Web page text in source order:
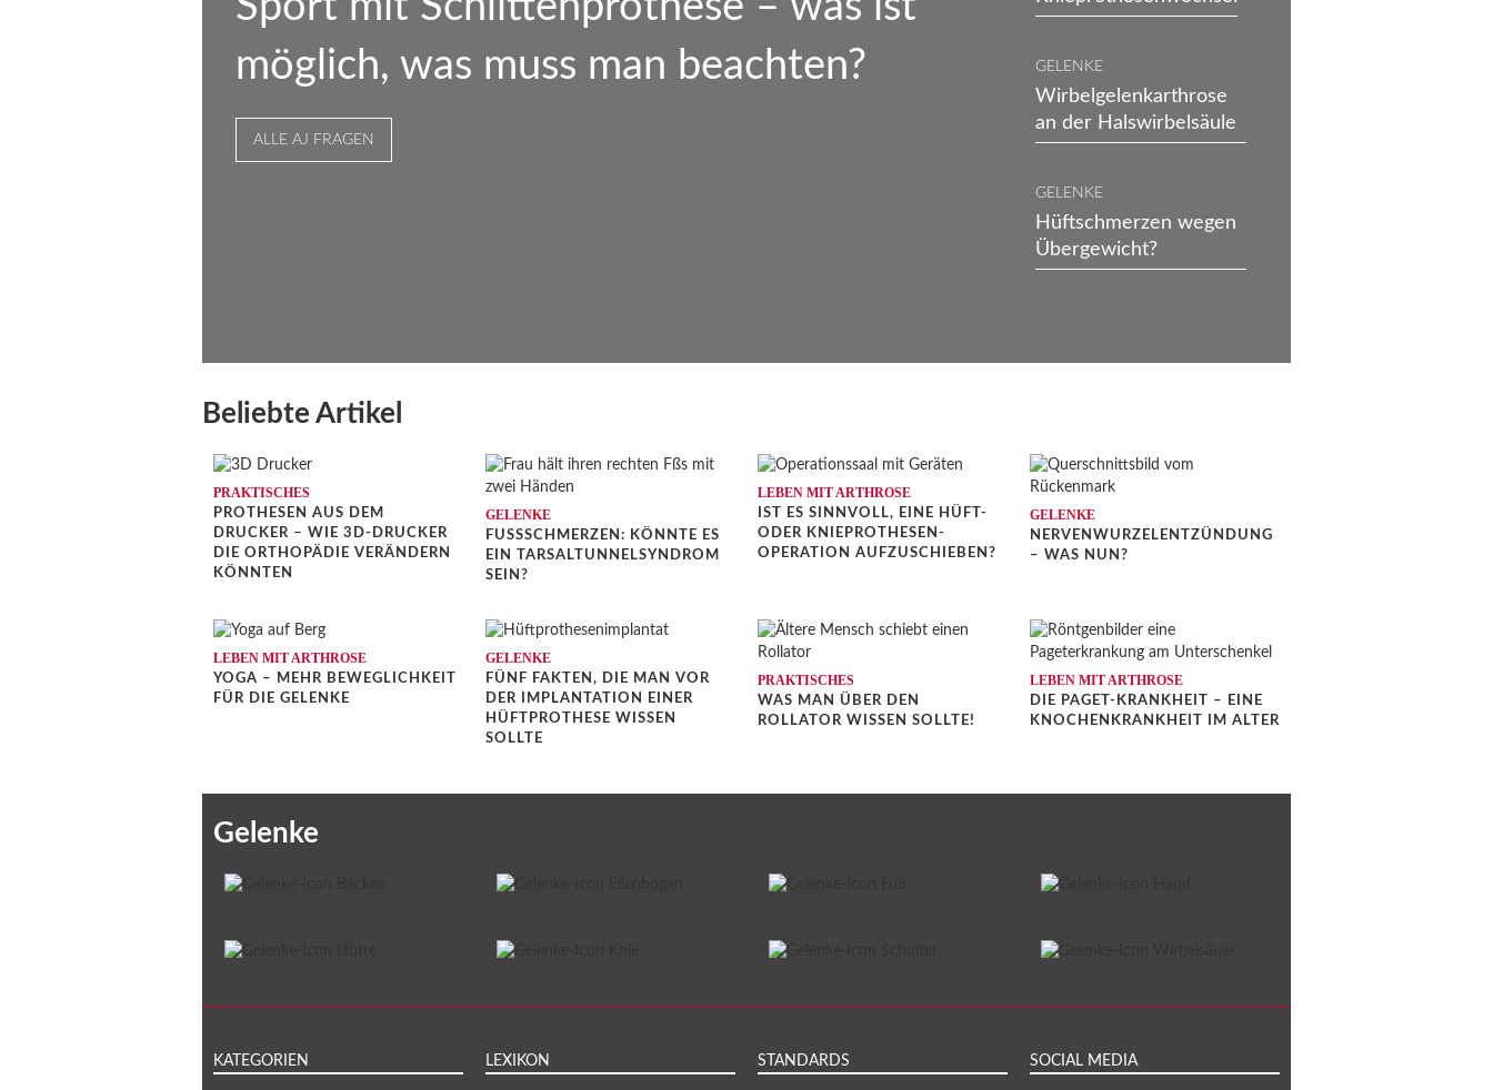
möglich, was muss man beachten?
ALLE AJ FRAGEN
GELENKE
Wirbelgelenkarthrose
an der Halswirbelsäule
GELENKE
Hüftschmerzen wegen
Übergewicht?
Beliebte Artikel
PRAKTISCHES
PROTHESEN AUS DEM
DRUCKER – WIE 3D-DRUCKER
DIE ORTHOPÄDIE VERÄNDERN
KÖNNTEN
GELENKE
FUSSSCHMERZEN: KÖNNTE ES E
IN TARSALTUNNELSYNDROM S
EIN?
LEBEN MIT ARTHROSE
IST ES SINNVOLL, EINE HÜFT-
ODER KNIEPROTHESEN-
OPERATION AUFZUSCHIEBEN?
GELENKE
NERVENWURZELENTZÜNDUNG
– WAS NUN?
LEBEN MIT ARTHROSE
YOGA – MEHR BEWEGLICHKEIT
FÜR DIE GELENKE
GELENKE
FÜNF FAKTEN, DIE MAN VOR
DER IMPLANTATION EINER
HÜFTPROTHESE WISSEN
SOLLTE
PRAKTISCHES
WAS MAN ÜBER DEN
ROLLATOR WISSEN SOLLTE!
LEBEN MIT ARTHROSE
DIE PAGET-KRANKHEIT – EINE
KNOCHENKRANKHEIT IM ALTER
Gelenke
KATEGORIEN LEXIKON STANDARDS SOCIAL MEDIA